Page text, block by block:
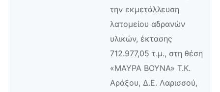
την εκμετάλλευση
λατομείου αδρανών
υλικών, έκτασης
712.977,05 τ.μ., στη θέση
«ΜΑΥΡΑ ΒΟΥΝΑ» Τ.Κ.
Αράξου, Δ.Ε. Λαρισσού,